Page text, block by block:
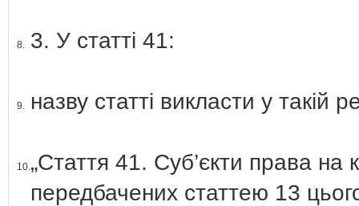
8. 3. У статті 41:
9. назву статті викласти у такій
10.„Стаття 41. Суб’єкти права на
передбачених статтею 13